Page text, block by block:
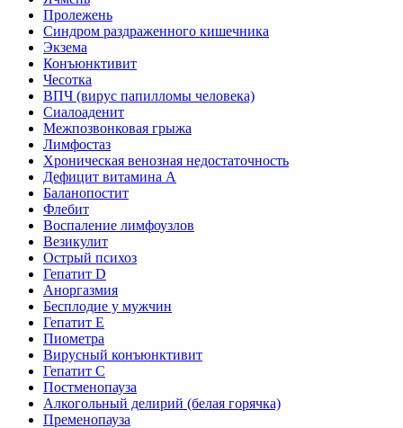
Пролежень
Синдром раздраженного кишечника
Экзема
Конъюнктивит
Чесотка
ВПЧ (вирус папилломы человека)
Сиалоаденит
Межпозвонковая грыжа
Лимфостаз
Хроническая венозная недостаточность
Дефицит витамина А
Баланопостит
Флебит
Воспаление лимфоузлов
Везикулит
Острый психоз
Гепатит D
Аноргазмия
Бесплодие у мужчин
Гепатит E
Пиометра
Вирусный конъюнктивит
Гепатит C
Постменопауза
Алкогольный делирий (белая горячка)
Пременопауза